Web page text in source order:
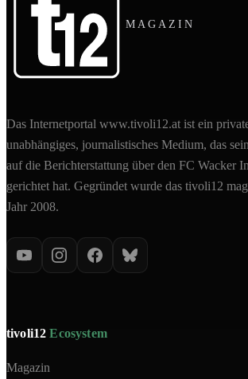
MAGAZIN
Das Internetportal www.tivoli12.at ist ein
unabhängiges, journalistisches Medium, das
auf die Berichterstattung über den FC Wacker
gerichtet hat. Gegründet wurde das tivoli12
Jahr 2008.
tivoli12Ecosystem
Magazin